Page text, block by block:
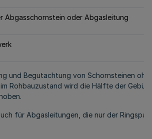
Abgasschornstein oder Abgasleitung
und Begutachtung von Schornsteinen
Rohbauzustand wird die Hälfte der
für Abgasleitungen, die nur der